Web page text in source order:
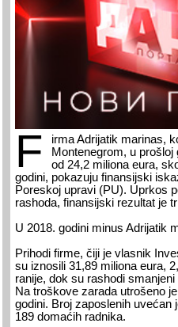
F
irma Adrijatik marinas,
Montenegrom, u
od 24,2 miliona eura,
godini, pokazuju finansijski
Poreskoj upravi (PU). Uprkos
rashoda, finansijski rezultat je
U 2018. godini minus Adrijatik
Prihodi firme, čiji je vlasnik
su iznosili 31,89 miliona eura,
ranije, dok su rashodi
Na troškove zarada utrošeno
godini. Broj zaposlenih uvećan
189 domaćih radnika.